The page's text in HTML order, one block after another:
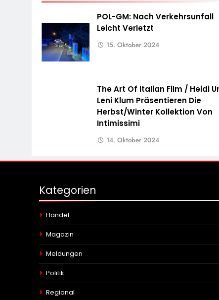
POL-GM: Nach Verkehrsunfall
Leicht Verletzt
15. Oktober 2024
The Art Of Italian Film / Heidi
Leni Klum Präsentieren Die
Herbst/Winter Kollektion Von
Intimissimi
14. Oktober 2024
Kategorien
Handel
Magazin
Meldungen
Politik
Regional